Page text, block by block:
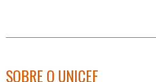
SOBRE O UNICEF